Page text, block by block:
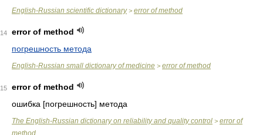
English-Russian scientific dictionary> error of method
14
error of method
погрешность метода
English-Russian small dictionary of medicine > error of method
15
error of method
ошибка [погрешность] метода
The English-Russian dictionary on reliability and quality control > error of
method